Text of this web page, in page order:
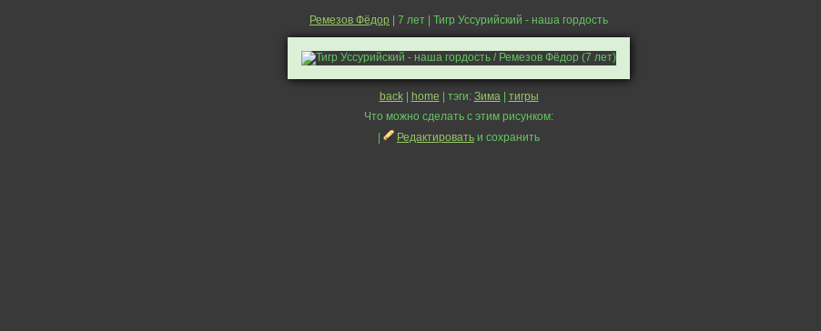
Ремезов Фёдор | 7 лет | Тигр Уссурийский - наша гордость
back| home | тэги: Зима| тигры
Что можно сделать с этим рисунком:
Редактировать и сохранить